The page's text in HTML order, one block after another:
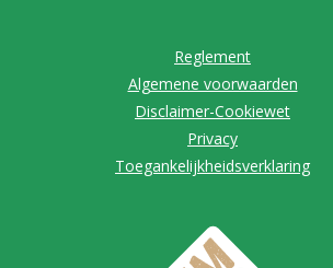
Reglement
Algemene voorwaarden
Disclaimer-Cookiewet
Privacy
Toegankelijkheidsverklaring